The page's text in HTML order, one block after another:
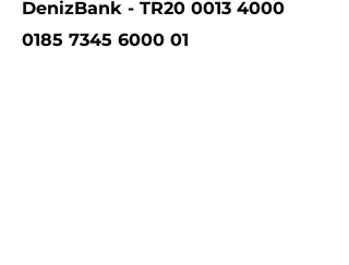
DenizBank - TR20 0013 4000
0185 7345 6000 01